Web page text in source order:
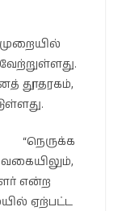
தூதரகம்,
“நெருக்க
என்ற
ஏற்பட்ட